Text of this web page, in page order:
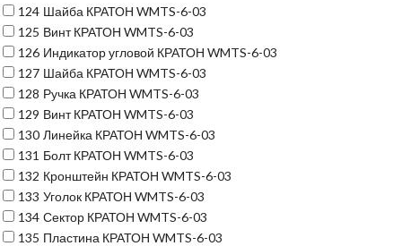
124 Шайба КРАТОН WMTS-6-03
125 Винт КРАТОН WMTS-6-03
126 Индикатор угловой КРАТОН WMTS-6-03
127 Шайба КРАТОН WMTS-6-03
128 Ручка КРАТОН WMTS-6-03
129 Винт КРАТОН WMTS-6-03
130 Линейка КРАТОН WMTS-6-03
131 Болт КРАТОН WMTS-6-03
132 Кронштейн КРАТОН WMTS-6-03
133 Уголок КРАТОН WMTS-6-03
134 Сектор КРАТОН WMTS-6-03
135 Пластина КРАТОН WMTS-6-03